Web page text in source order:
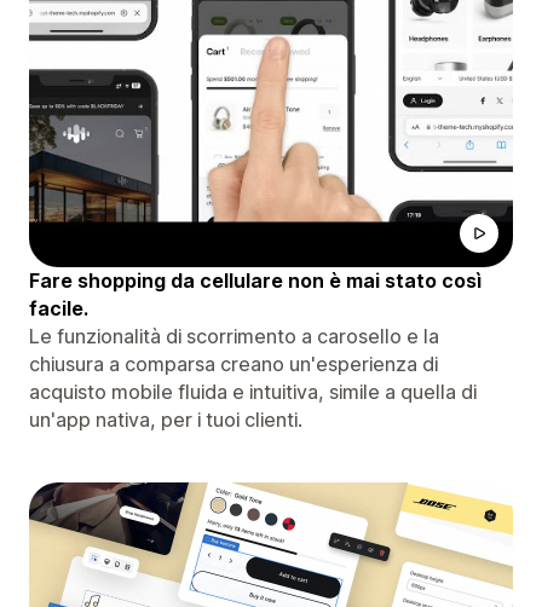
Fare shopping da cellulare non è mai stato così
facile.
Le funzionalità di scorrimento a carosello e la
chiusura a comparsa creano un'esperienza di
acquisto mobile fluida e intuitiva, simile a quella di
un'app nativa, per i tuoi clienti.